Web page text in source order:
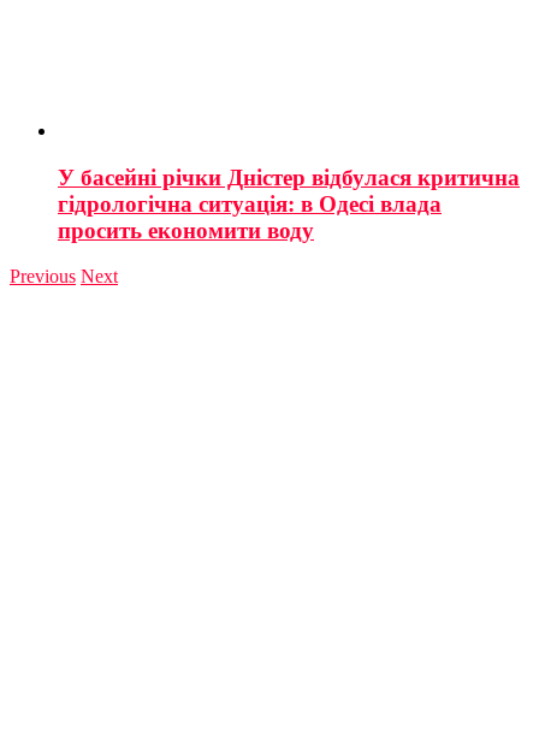
У басейні річки Дністер відбулася критична
гідрологічна ситуація: в Одесі влада
просить економити воду
Previous Next